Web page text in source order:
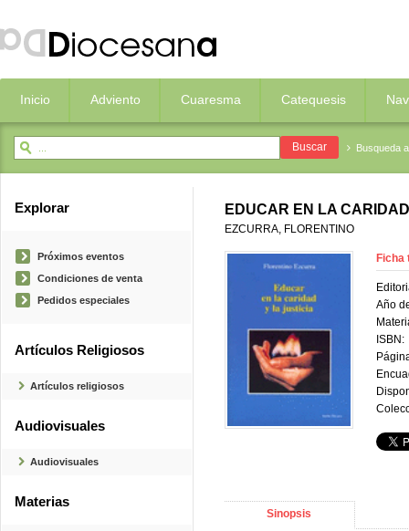
Inicio Adviento Cuaresma Catequesis
Busqueda
Explorar
Próximos eventos
Condiciones de venta
Pedidos especiales
Artículos Religiosos
Artículos religiosos
Audiovisuales
Audiovisuales
Materias
EDUCAR EN LA
EZCURRA, FLORENTINO
Ficha
Año
ISBN:
Sinopsis